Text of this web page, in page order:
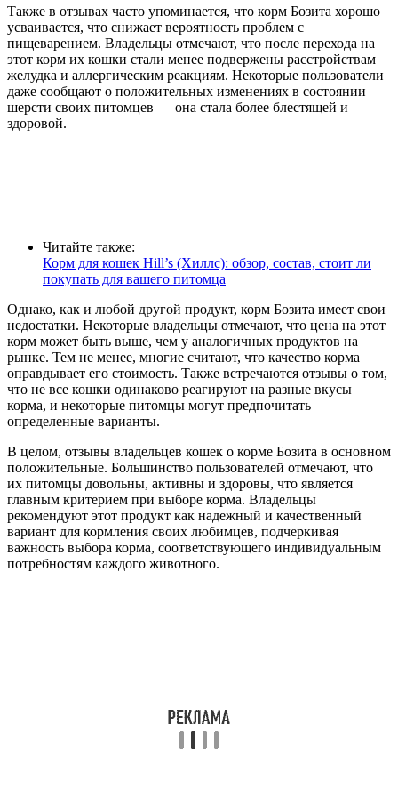
Также в отзывах часто упоминается, что корм Бозита хорошо
усваивается, что снижает вероятность проблем с
пищеварением. Владельцы отмечают, что после перехода на
этот корм их кошки стали менее подвержены расстройствам
желудка и аллергическим реакциям. Некоторые пользователи
даже сообщают о положительных изменениях в состоянии
шерсти своих питомцев — она стала более блестящей и
здоровой.
Читайте также:
Корм для кошек Hill’s (Хиллс): обзор, состав, стоит ли
покупать для вашего питомца
Однако, как и любой другой продукт, корм Бозита имеет свои
недостатки. Некоторые владельцы отмечают, что цена на этот
корм может быть выше, чем у аналогичных продуктов на
рынке. Тем не менее, многие считают, что качество корма
оправдывает его стоимость. Также встречаются отзывы о том,
что не все кошки одинаково реагируют на разные вкусы
корма, и некоторые питомцы могут предпочитать
определенные варианты.
В целом, отзывы владельцев кошек о корме Бозита в основном
положительные. Большинство пользователей отмечают, что
их питомцы довольны, активны и здоровы, что является
главным критерием при выборе корма. Владельцы
рекомендуют этот продукт как надежный и качественный
вариант для кормления своих любимцев, подчеркивая
важность выбора корма, соответствующего индивидуальным
потребностям каждого животного.